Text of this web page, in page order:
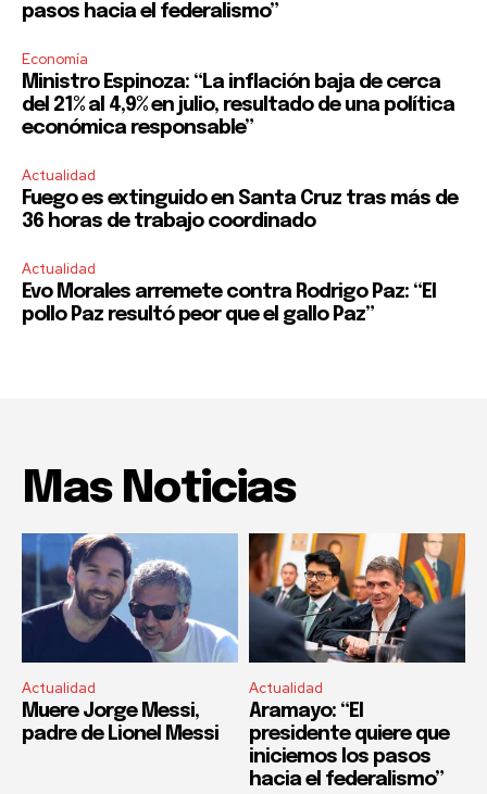
pasos hacia el federalismo”
Economía
Ministro Espinoza: “La inflación baja de cerca
del 21% al 4,9% en julio, resultado de una política
económica responsable”
Actualidad
Fuego es extinguido en Santa Cruz tras más de
36 horas de trabajo coordinado
Actualidad
Evo Morales arremete contra Rodrigo Paz: “El
pollo Paz resultó peor que el gallo Paz”
Mas Noticias
Actualidad
Muere Jorge Messi,
padre de Lionel Messi
Actualidad
Aramayo: “El
presidente quiere que
iniciemos los pasos
hacia el federalismo”